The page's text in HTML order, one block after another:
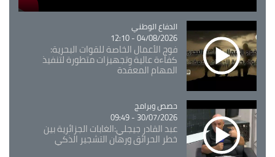
Catégorie
الدفاع الوطني
04/08/2026 - 12:10
فوج الأعمال الخاصة للقوات البحرية:
كفاءة عالية وتجهيزات متطورة لتنفيذ
المهام المعقدة
Catégorie
حصص وبرامج
30/07/2026 - 09:49
عبد القادر جيجلي:الغابات الجزائرية بين
خطر الحرائق ورهان التشجير الذكي